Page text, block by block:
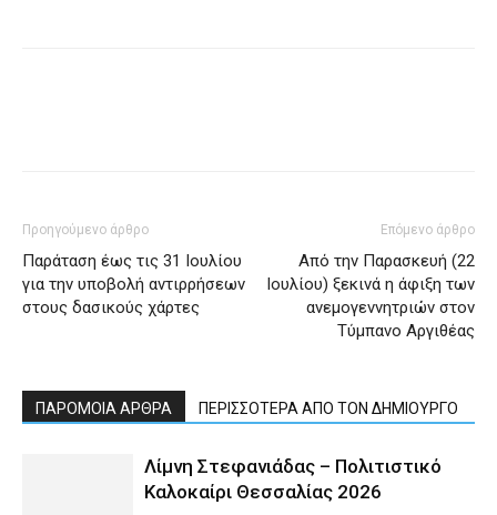
Προηγούμενο άρθρο
Παράταση έως τις 31 Ιουλίου
για την υποβολή αντιρρήσεων
στους δασικούς χάρτες
Επόμενο άρθρο
Από την Παρασκευή (22
Ιουλίου) ξεκινά η άφιξη των
ανεμογεννητριών στον
Τύμπανο Αργιθέας
ΠΑΡΟΜΟΙΑ ΑΡΘΡΑ ΠΕΡΙΣΣΟΤΕΡΑ ΑΠΟ ΤΟΝ ΔΗΜΙΟΥΡΓΟ
Λίμνη Στεφανιάδας – Πολιτιστικό
Καλοκαίρι Θεσσαλίας 2026